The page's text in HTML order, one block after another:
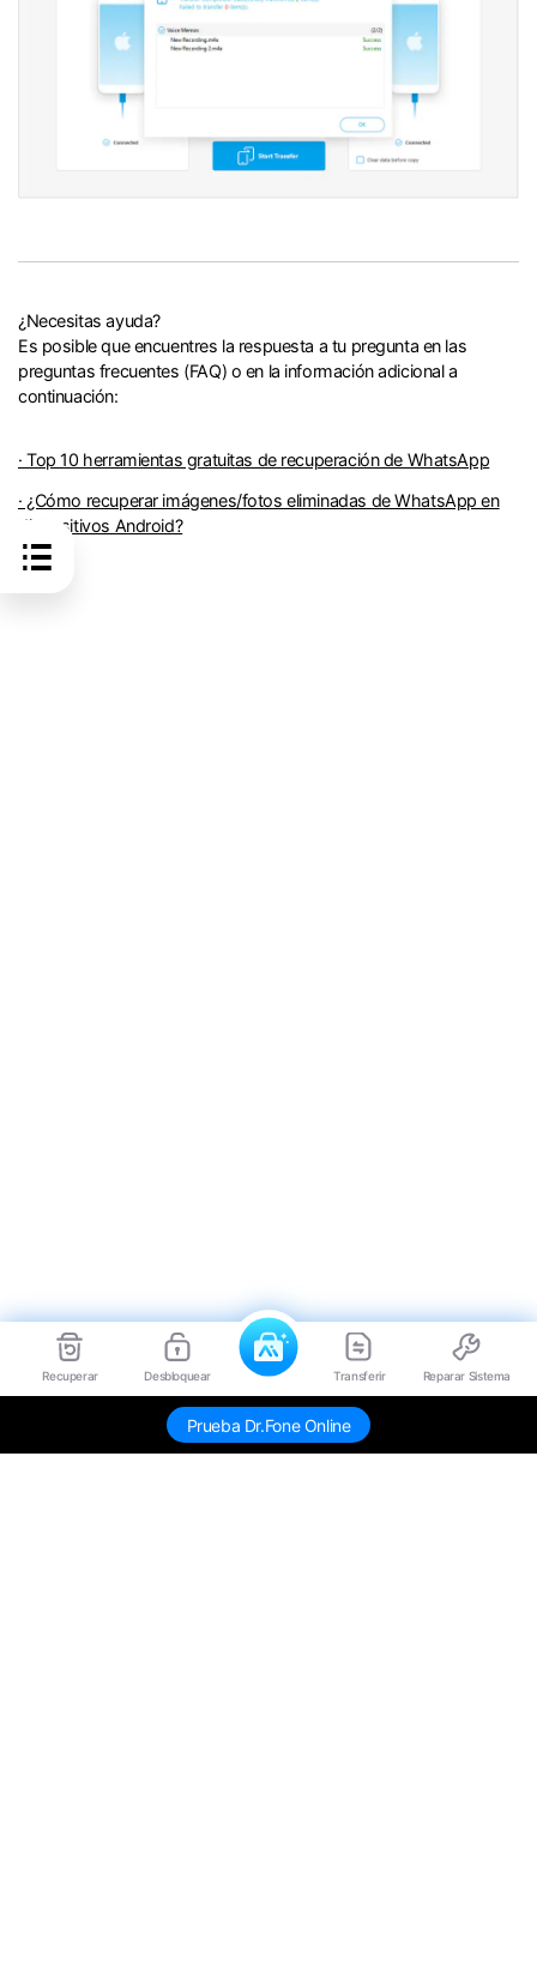
Recuperar Desbloquear Transferir Reparar Sistema
Prueba Dr.Fone Online
¿Necesitas ayuda?
Es posible que encuentres la respuesta a tu pregunta en las
preguntas frecuentes (FAQ) o en la información adicional a
continuación:
· Top 10 herramientas gratuitas de recuperación de WhatsApp
· ¿Cómo recuperar imágenes/fotos eliminadas de WhatsApp en
dispositivos Android?